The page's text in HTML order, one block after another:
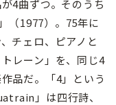
4曲ずつ。そのうち
（1977）。75年に
チェロ、ピアノと
レーン」を、同じ4
品だ。「4」という
」は四行詩、